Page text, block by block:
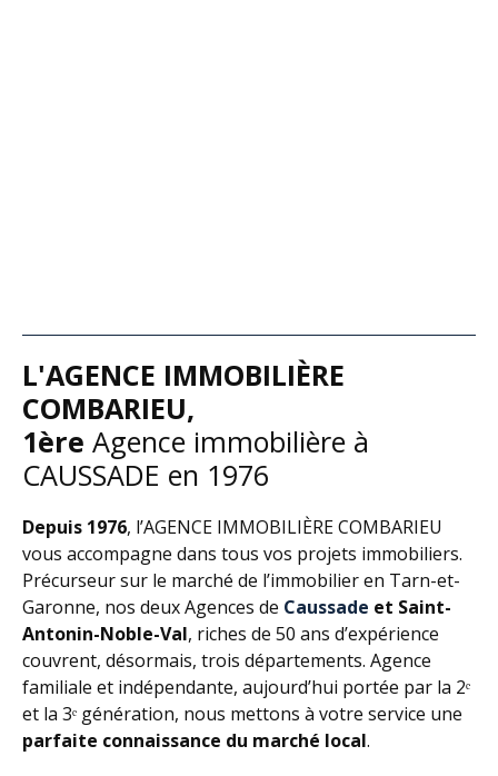
L'AGENCE IMMOBILIÈRE
COMBARIEU,
1ère Agence immobilière à
CAUSSADE en 1976
Depuis 1976, l’AGENCE IMMOBILIÈRE COMBARIEU
vous accompagne dans tous vos projets immobiliers.
Précurseur sur le marché de l’immobilier en Tarn-et-
Garonne, nos deux Agences de Caussade et Saint-
Antonin-Noble-Val, riches de 50 ans d’expérience
couvrent, désormais, trois départements. Agence
familiale et indépendante, aujourd’hui portée par la 2ᵉ
et la 3ᵉ génération, nous mettons à votre service une
parfaite connaissance du marché local.